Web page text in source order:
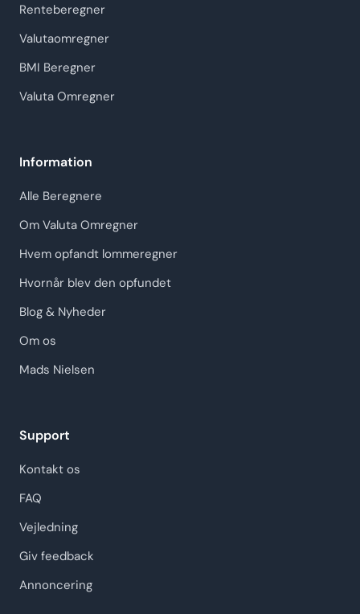
Renteberegner
Valutaomregner
BMI Beregner
Valuta Omregner
Information
Alle Beregnere
Om Valuta Omregner
Hvem opfandt lommeregner
Hvornår blev den opfundet
Blog & Nyheder
Om os
Mads Nielsen
Support
Kontakt os
FAQ
Vejledning
Giv feedback
Annoncering